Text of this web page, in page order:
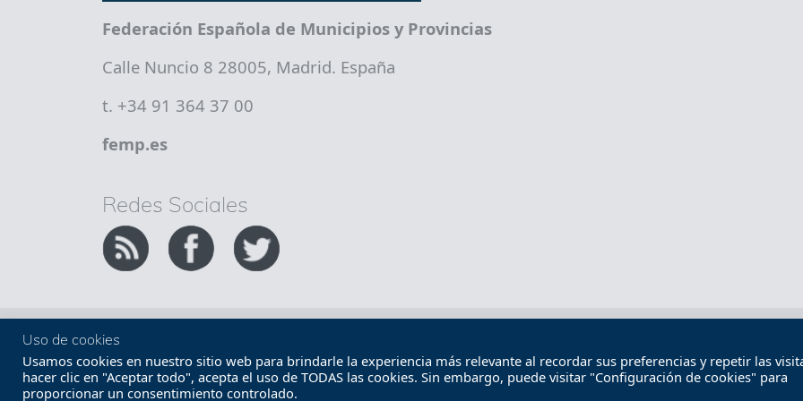
Federación Española de Municipios y Provincias
Calle Nuncio 8 28005, Madrid. España
t. +34 91 364 37 00
femp.es
Redes Sociales
Contacto
Uso de cookies
Usamos cookies en nuestro sitio web para brindarle la experiencia más relevante al recordar sus preferencias y repetir las
hacer clic en "Aceptar todo", acepta el uso de TODAS las cookies. Sin embargo, puede visitar "Configuración de cookies" para
proporcionar un consentimiento controlado.